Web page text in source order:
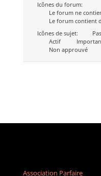
Icônes du forum:
Le forum ne
Le forum contient
Icônes de sujet:
Actif
Non approuvé
Association Parfaire